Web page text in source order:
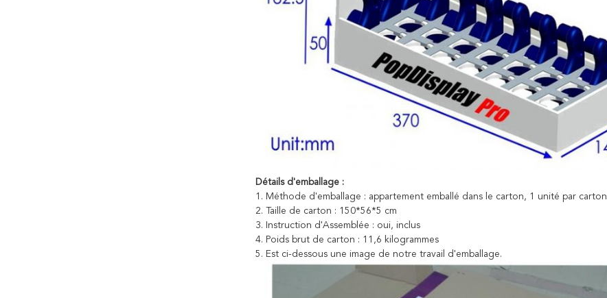
Détails d'emballage :
1. Méthode d'emballage : appartement emballé dans le carton, 1 unité par carton
2.
Taille de carton : 150*56*5 cm
3.
Instruction d'Assemblée : oui, inclus
4. Poids brut de carton : 11,6 kilogrammes
5. Est ci-dessous une image de notre travail d'emballage.